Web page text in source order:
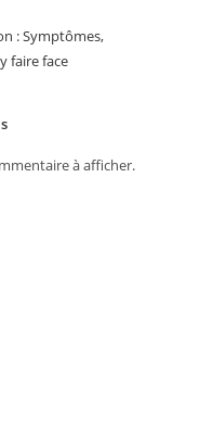
: Symptômes,
faire face
à afficher.